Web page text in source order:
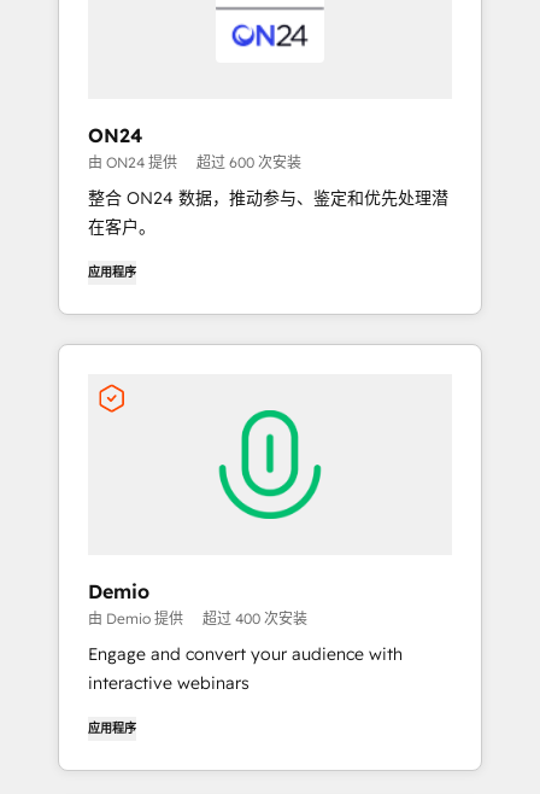
ON24
由 ON24 提供 超过 600 次安装
整合 ON24 数据，推动参与、鉴定和优先处理潜
在客户。
应用程序
Demio
由 Demio 提供 超过 400 次安装
Engage and convert your audience with
interactive webinars
应用程序